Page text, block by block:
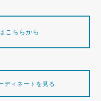
こちらから
ディネートを見る